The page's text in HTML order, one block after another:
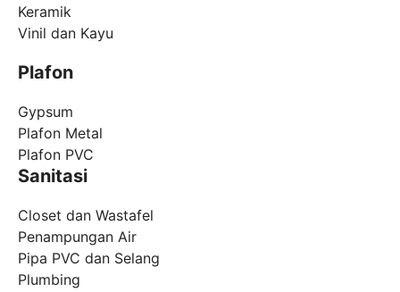
Keramik
Vinil dan Kayu
Plafon
Gypsum
Plafon Metal
Plafon PVC
Sanitasi
Closet dan Wastafel
Penampungan Air
Pipa PVC dan Selang
Plumbing